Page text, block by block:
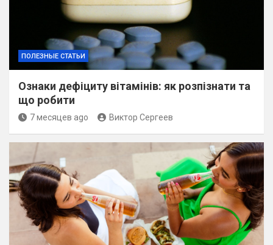
ПОЛЕЗНЫЕ СТАТЬИ
Ознаки дефіциту вітамінів: як розпізнати та
що робити
7 месяцев ago Виктор Сергеев